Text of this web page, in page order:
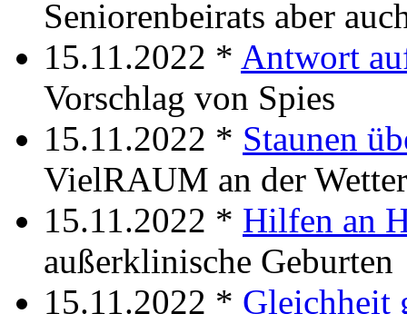
Seniorenbeirats aber
15.11.2022 * Antwort
Vorschlag von Spies
15.11.2022 * Staunen
VielRAUM an der
15.11.2022 * Hilfen an
außerklinische Geburten
15.11.2022 * Gleichheit